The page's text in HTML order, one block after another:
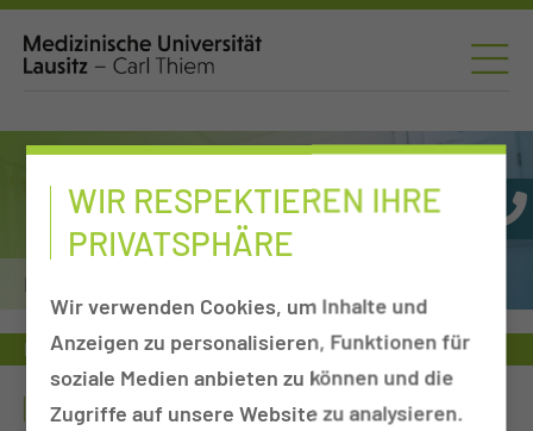
Kinder- und Jugendmedizin
Behandlungsleistung Pädiatrische Palliativmedizin
PÄDIATRISCHE PALLIATIVMEDIZIN
WIR RESPEKTIEREN IHRE
PRIVATSPHÄRE
Wir verwenden Cookies, um Inhalte und
Anzeigen zu personalisieren, Funktionen für
soziale Medien anbieten zu können und die
Zugriffe auf unsere Website zu analysieren.